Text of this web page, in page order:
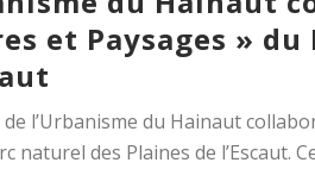
et Paysages » du
l’Urbanisme du Hainaut
naturel des Plaines de l’Escaut.